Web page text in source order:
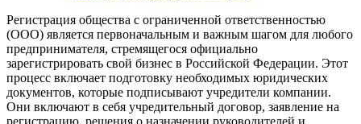
Регистрация общества с ограниченной ответственностью
(ООО) является первоначальным и важным шагом для любого
предпринимателя, стремящегося официально
зарегистрировать свой бизнес в Российской Федерации. Этот
процесс включает подготовку необходимых юридических
документов, которые подписывают учредители компании.
Они включают в себя учредительный договор, заявление на
регистрацию, решения о назначении руководителей и